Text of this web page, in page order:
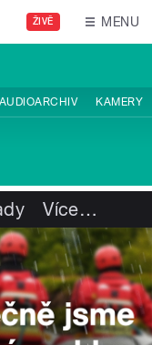
ŽIVĚ MENU
AUDIOARCHIV KAMERY
Více…